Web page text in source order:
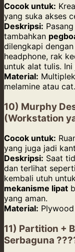
Cocok untuk:
yang suka akses
Deskripsi:
tambahkan
dilengkapi
headphone, rak
untuk alat tulis.
Material:
melamine atau cat.
10) Murphy
(Workstation
Cocok untuk:
yang juga jadi
Deskripsi: Saat
dan terlihat
kembali utuh
mekanisme lipat
yang aman.
Material:
11) Partition +
Serbaguna